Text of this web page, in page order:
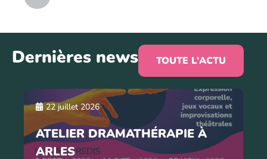
Dernières news TOUTE L'ACTU
22 juillet 2026
ATELIER DRAMATHÉRAPIE À
ARLES